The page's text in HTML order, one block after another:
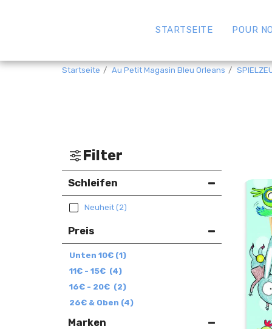
STARTSEITE POUR
Startseite Au Petit Magasin Bleu Orleans
Filter
Preis
Unten 10€ (1)
11€ - 15€ (4)
16€ - 20€ (2)
26€ & Oben (4)
Marken
Schleifen
Neuheit(2)